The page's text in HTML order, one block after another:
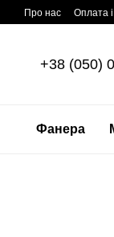
Перейти до
Про нас Оплата
+38 (050)
Фанера